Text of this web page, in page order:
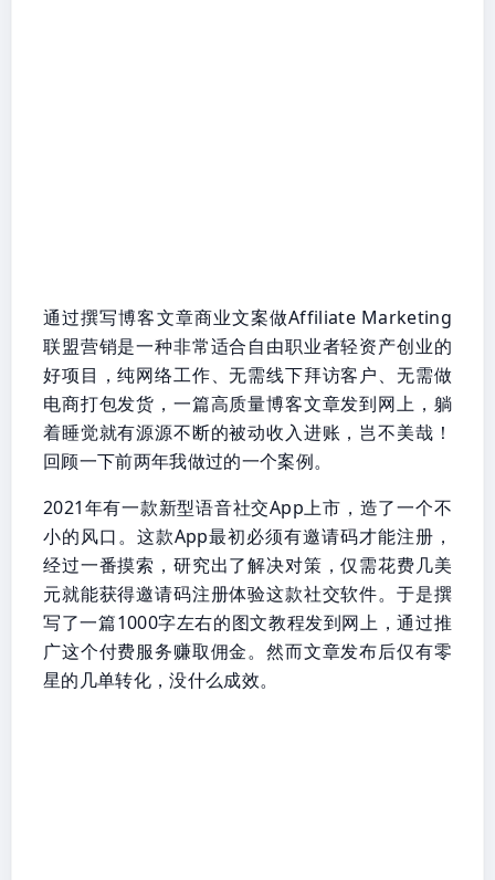
通过撰写博客文章商业文案做Affiliate Marketing
联盟营销是一种非常适合自由职业者轻资产创业的
好项目，纯网络工作、无需线下拜访客户、无需做
电商打包发货，一篇高质量博客文章发到网上，躺
着睡觉就有源源不断的被动收入进账，岂不美哉！
回顾一下前两年我做过的一个案例。
2021年有一款新型语音社交App上市，造了一个不
小的风口。这款App最初必须有邀请码才能注册，
经过一番摸索，研究出了解决对策，仅需花费几美
元就能获得邀请码注册体验这款社交软件。于是撰
写了一篇1000字左右的图文教程发到网上，通过推
广这个付费服务赚取佣金。然而文章发布后仅有零
星的几单转化，没什么成效。